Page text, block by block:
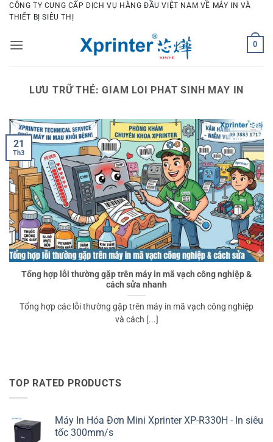
Bỏ
qua
dung
CÔNG TY CUNG CẤP DỊCH VỤ HÀNG ĐẦU VIỆT NAM VỀ MÁY IN VÀ
THIẾT BỊ SIÊU THỊ
0
LƯU TRỮ THẺ:GIAM LOI PHAT SINH MAY IN
Tổng hợp lỗi thường gặp trên máy in mã vạch công nghiệp &
cách sửa nhanh
Tổng hợp các lỗi thường gặp trên máy in mã vạch công nghiệp
và cách [...]
21
Th3
TOP RATED PRODUCTS
Máy In Hóa Đơn Mini Xprinter XP-R330H - In siêu
tốc 300mm/s